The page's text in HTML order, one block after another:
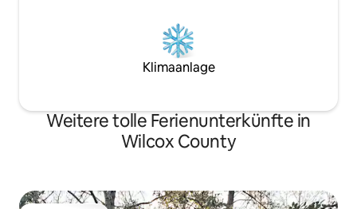
Klimaanlage
Weitere tolle Ferienunterkünfte in
Wilcox County